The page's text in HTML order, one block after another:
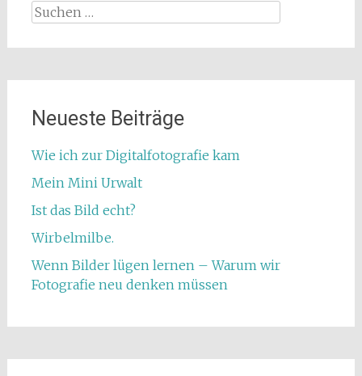
Suchen
Neueste Beiträge
Wie ich zur Digitalfotografie kam
Mein Mini Urwalt
Ist das Bild echt?
Wirbelmilbe.
Wenn Bilder lügen lernen – Warum wir
Fotografie neu denken müssen